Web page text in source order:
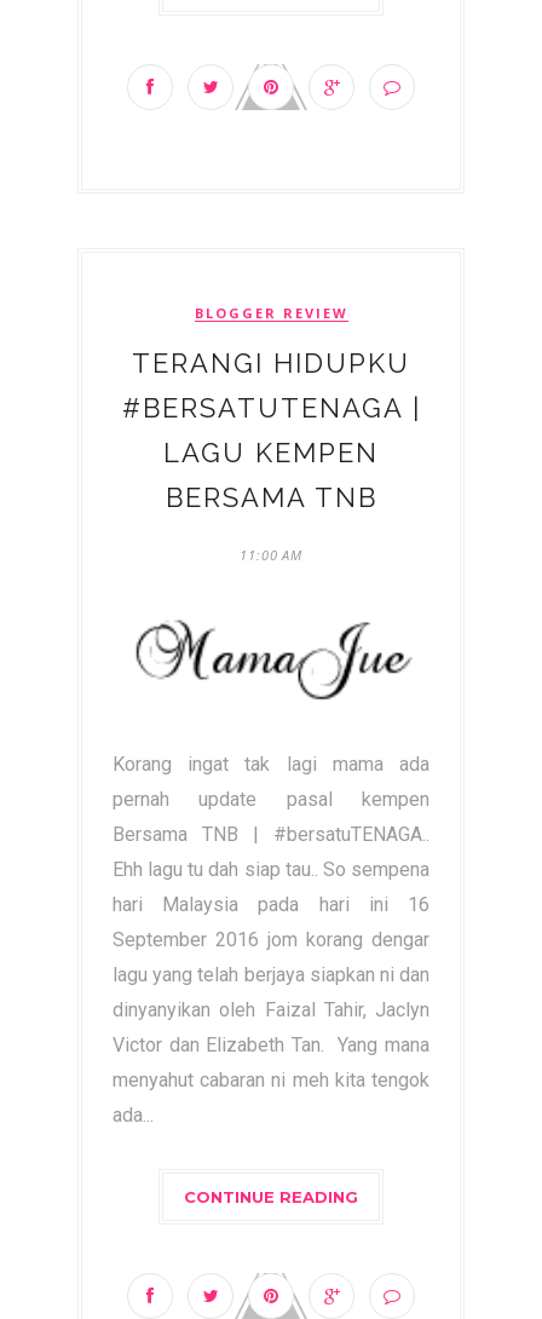
BLOGGER REVIEW
TERANGI HIDUPKU
#BERSATUTENAGA |
LAGU KEMPEN
BERSAMA TNB
11:00 AM
Korang ingat tak lagi mama ada
pernah update pasal kempen
Bersama TNB | #bersatuTENAGA..
Ehh lagu tu dah siap tau.. So sempena
hari Malaysia pada hari ini 16
September 2016 jom korang dengar
lagu yang telah berjaya siapkan ni dan
dinyanyikan oleh Faizal Tahir, Jaclyn
Victor dan Elizabeth Tan. Yang mana
menyahut cabaran ni meh kita tengok
ada...
CONTINUE READING